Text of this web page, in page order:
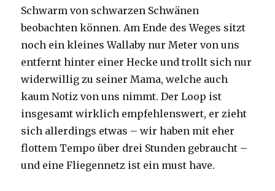
Schwarm von schwarzen Schwänen
beobachten können. Am Ende des Weges sitzt
noch ein kleines Wallaby nur Meter von uns
entfernt hinter einer Hecke und trollt sich nur
widerwillig zu seiner Mama, welche auch
kaum Notiz von uns nimmt. Der Loop ist
insgesamt wirklich empfehlenswert, er zieht
sich allerdings etwas – wir haben mit eher
flottem Tempo über drei Stunden gebraucht –
und eine Fliegennetz ist ein must have.